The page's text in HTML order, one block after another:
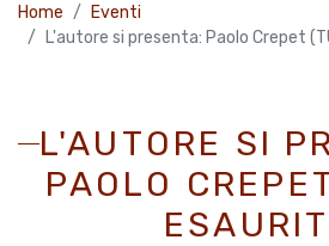
Home
Eventi
L'autore si presenta: Paolo Crepet
L'AUTORE SI
PAOLO